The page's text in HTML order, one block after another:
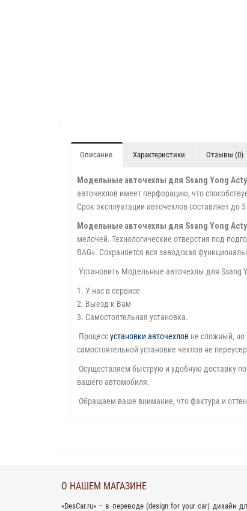
Описание Характеристики Отзывы (0)
Модельные авточехлы для Ssang Yong
авточехлов имеет перфорацию, что
Срок эксплуатации авточехлов составляет
Модельные авточехлы для Ssang Yong
мелочей. Технологические отверстия под
BAG». Сохраняется вся заводская
Установить Модельные авточехлы для Ssang
1. У нас в сервисе
2. Выезд к Вам
3. Самостоятельная установка.
Процессустановки авточехлов не сложный, но
самостоятельной установке чехлов не
Осуществляем быструю и удобную доставку
вашего автомобиля.
Обращаем ваше внимание, что фактура и
О НАШЕМ МАГАЗИНЕ
«DesCar.ru» – в переводе (design for your car) дизайн